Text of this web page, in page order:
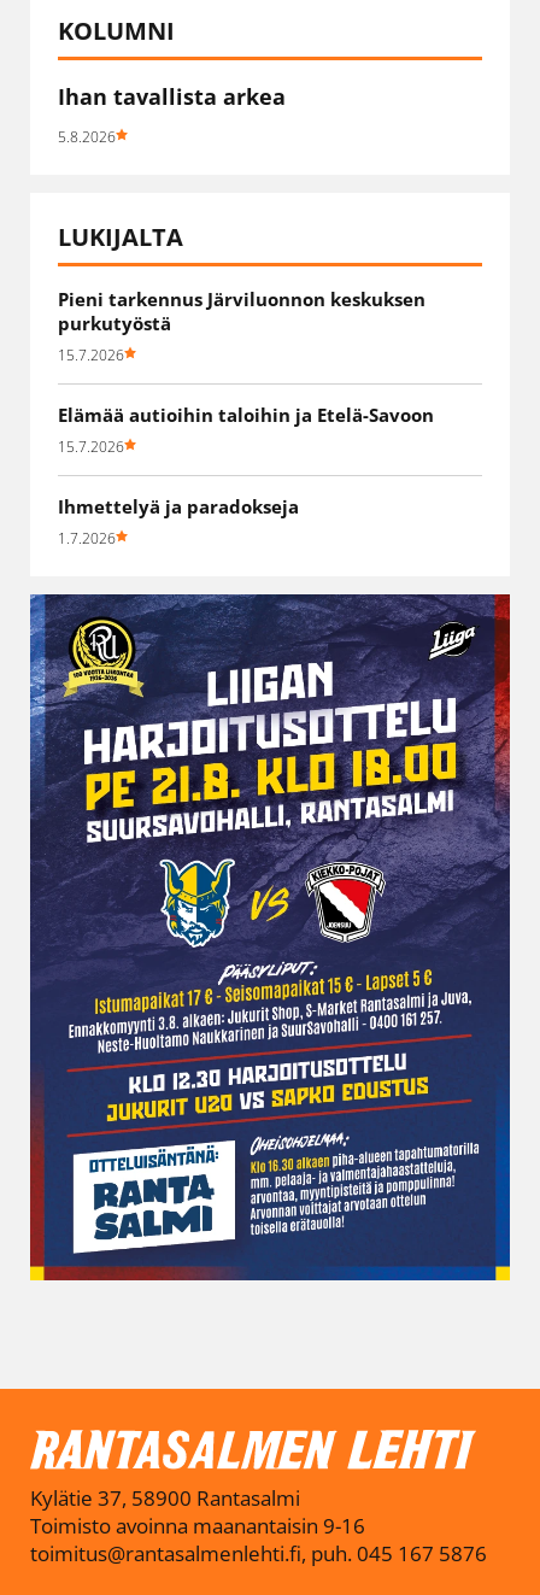
KOLUMNI
Ihan tavallista arkea
5.8.2026
LUKIJALTA
Pieni tarkennus Järviluonnon keskuksen
purkutyöstä
15.7.2026
Elämää autioihin taloihin ja Etelä-Savoon
15.7.2026
Ihmettelyä ja paradokseja
1.7.2026
Kylätie 37, 58900 Rantasalmi
Toimisto avoinna maanantaisin 9-16
toimitus@rantasalmenlehti.fi, puh. 045 167 5876